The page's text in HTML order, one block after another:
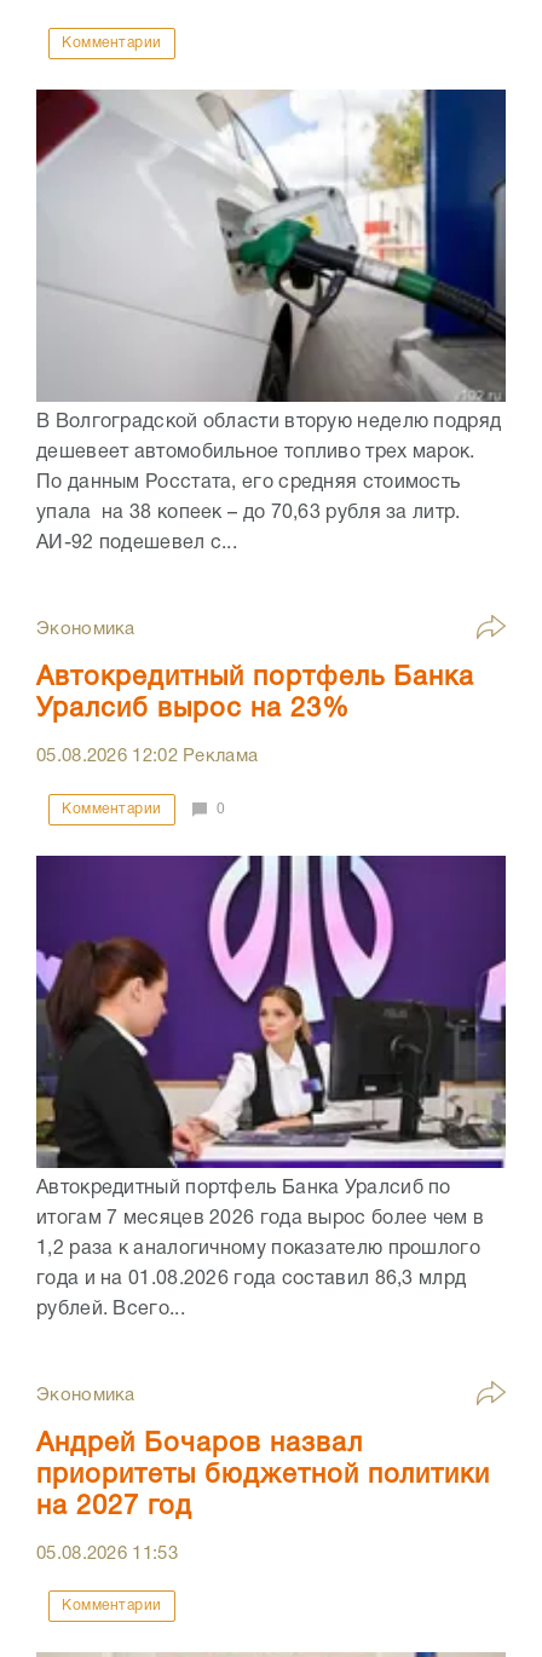
Комментарии
В Волгоградской области вторую неделю подряд
дешевеет автомобильное топливо трех марок.
По данным Росстата, его средняя стоимость
упала на 38 копеек – до 70,63 рубля за литр.
АИ-92 подешевел с...
Экономика
Автокредитный портфель Банка
Уралсиб вырос на 23%
05.08.2026 12:02Реклама
Комментарии 0
Автокредитный портфель Банка Уралсиб по
итогам 7 месяцев 2026 года вырос более чем в
1,2 раза к аналогичному показателю прошлого
года и на 01.08.2026 года составил 86,3 млрд
рублей. Всего...
Экономика
Андрей Бочаров назвал
приоритеты бюджетной политики
на 2027 год
05.08.2026 11:53
Комментарии